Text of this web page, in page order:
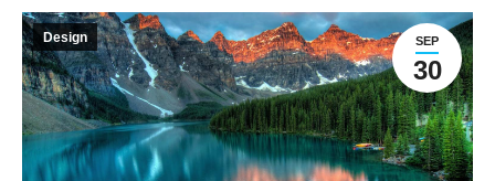
SEP
30
Design